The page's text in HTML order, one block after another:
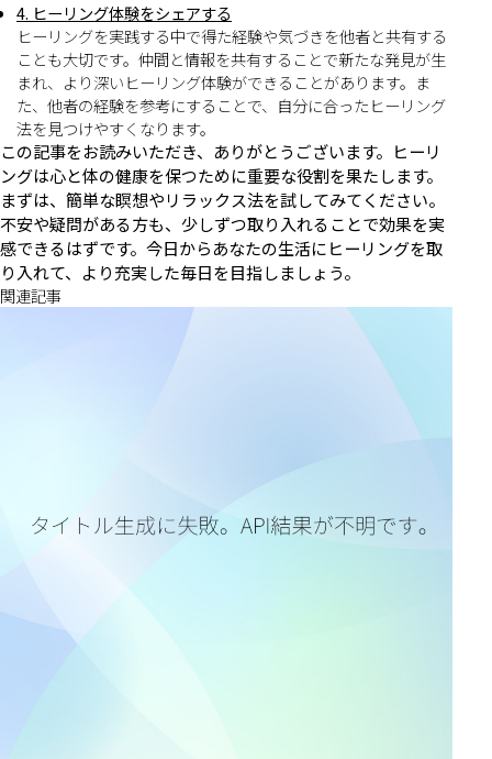
4. ヒーリング体験をシェアする
ヒーリングを実践する中で得た経験や気づきを他者と共有する
ことも大切です。仲間と情報を共有することで新たな発見が生
まれ、より深いヒーリング体験ができることがあります。ま
た、他者の経験を参考にすることで、自分に合ったヒーリング
法を見つけやすくなります。
この記事をお読みいただき、ありがとうございます。ヒーリ
ングは心と体の健康を保つために重要な役割を果たします。
まずは、簡単な瞑想やリラックス法を試してみてください。
不安や疑問がある方も、少しずつ取り入れることで効果を実
感できるはずです。今日からあなたの生活にヒーリングを取
り入れて、より充実した毎日を目指しましょう。
関連記事